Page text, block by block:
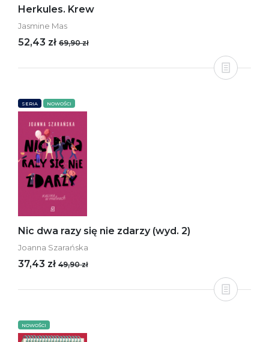
Herkules. Krew
Jasmine Mas
52,43 zł 69,90 zł
SERIA NOWOŚCI
Nic dwa razy się nie zdarzy (wyd. 2)
Joanna Szarańska
37,43 zł 49,90 zł
NOWOŚCI